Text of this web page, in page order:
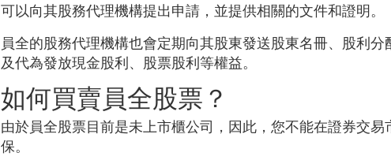
可以向其股務代理機構提出申請，並提供相關的文件和證明。
員全的股務代理機構也會定期向其股東發送股東名冊、股利分
及代為發放現金股利、股票股利等權益。
如何買賣員全股票？
由於員全股票目前是未上市櫃公司，因此，您不能在證券交
保。